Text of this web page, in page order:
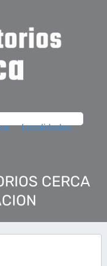
Localidades
CERCA